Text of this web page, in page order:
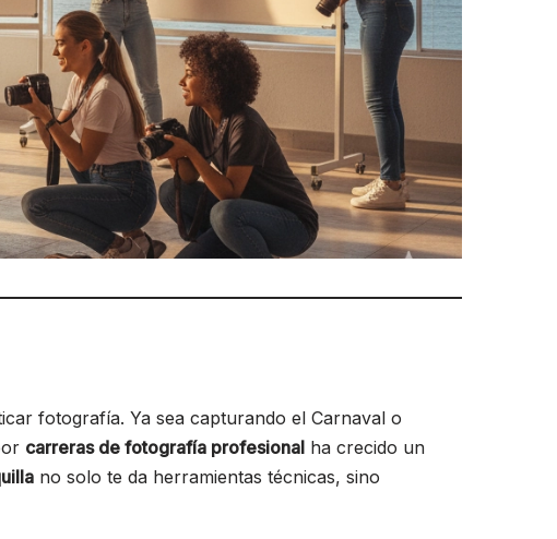
fotografía. Ya sea capturando el Carnaval o
carreras de fotografía profesional ha crecido un
no solo te da herramientas técnicas, sino